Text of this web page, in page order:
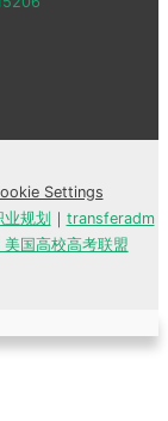
Settings
规划 ｜ transferadm
美国高校高考联盟